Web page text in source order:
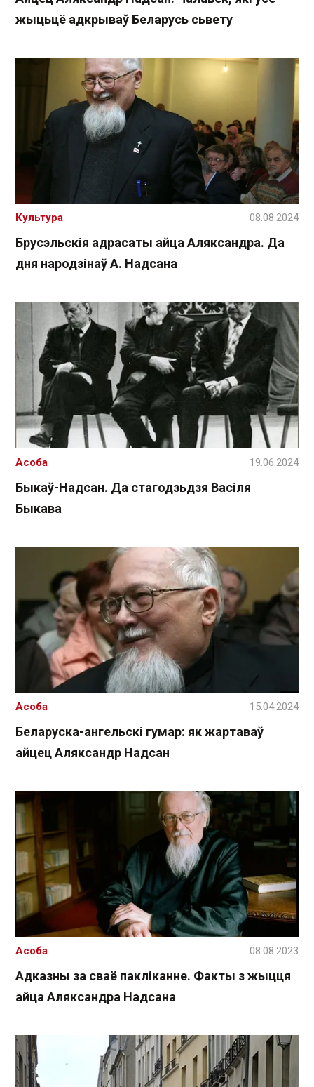
жыцьцё адкрываў Беларусь сьвету
Брусэльскія адрасаты айца Аляксандра. Да
дня народзінаў А. Надсана
Культура 08.08.2024
Быкаў-Надсан. Да стагодзьдзя Васіля
Быкава
Асоба 19.06.2024
Беларуска-ангельскі гумар: як жартаваў
айцец Аляксандр Надсан
Асоба 15.04.2024
Адказны за сваё пакліканне. Факты з жыцця
айца Аляксандра Надсана
Асоба 08.08.2023